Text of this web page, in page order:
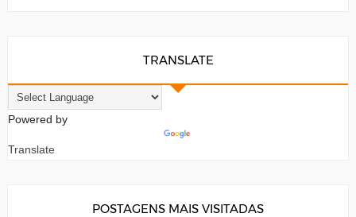
TRANSLATE
Powered by
Translate
POSTAGENS MAIS VISITADAS